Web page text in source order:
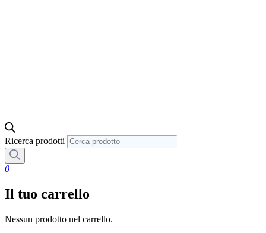
Ricerca prodotti
0
Il tuo carrello
Nessun prodotto nel carrello.